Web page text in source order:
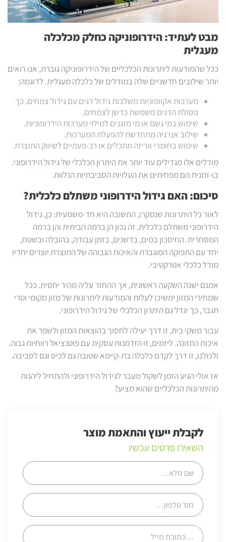
מבט לעתיד: הידרופוניקה כחלק מכלכלה
מעגלית
ככל שהמודעות ליתרונות הכלכליים של הידרופוניקה גוברת, אנו רואים
יותר שילובים חדשניים שלה במודלים של כלכלה מעגלית. לדוגמה:
מערכות אקוופוניות משלבות גידול דגים עם גידול צמחים. כך
פסולת הדגים משמשת כדשן לצמחים.
שימוש במי גשם או מי מזגנים למילוי מערכות הידרופוניות.
שילוב אנרגיה מתחדשת להפעלת המערכות.
שימוש בחומרי אריזה מתכלים או רב-פעמיים לשיווק התוצרת.
מודלים אלו מגדילים עוד יותר את היתרון הכלכלי של גידול הידרופוני.
בו-זמנית הם מפחיתים את העלויות הסביבתיות הנלוות.
סיכום: האם גידול הידרופוני משתלם כלכלית?
לאור כל היתרונות שנסקרו, התשובה היא חד-משמעית: כן, גידול
הידרופוני משתלם כלכלית. זה נכון הן ברמה הביתית והן ברמה
המסחרית. החיסכון במים, בדשנים, בזמן עבודה, בהובלה ובשטח,
יחד עם התפוקה המוגברת והאיכות הגבוהה של התוצרת יוצרים יחדיו
מודל כלכלי אטרקטיבי.
אמנם ישנה השקעה ראשונית, אך ההחזר עליה מהיר יחסית. ככל
שמחירי המזון ימשיכו לעלות והמודעות ליתרונות של מזון מקומי וטרי
תגבר, כך יגדל גם היתרון הכלכלי של גידול הידרופוני.
עבור משקי בית, זו דרך יעילה לחסוך בהוצאות המזון ולשפר את
איכות התזונה. ליזמים, זו הזדמנות עסקית עם פוטנציאל רווחיות גבוה.
ולכולנו, זו דרך לקדם כלכלה בת-קיימא שטובה גם לכיס וגם לסביבה.
אז אולי הגיע הזמן לשקול מעבר לגידול הידרופוני ולהתחיל ליהנות
מהיתרונות הכלכליים שהוא מציע?
לקבלת ייעוץ והתאמת מוצר
השאירו פרטים עכשיו